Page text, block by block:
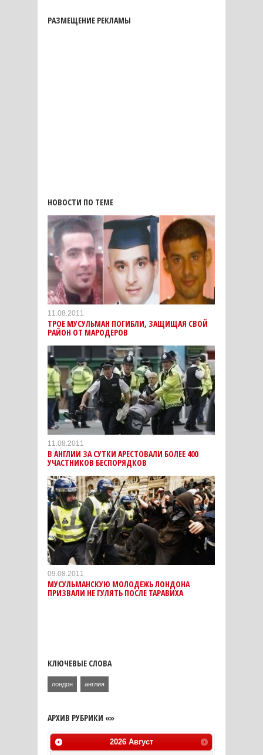
РАЗМЕЩЕНИЕ РЕКЛАМЫ
НОВОСТИ ПО ТЕМЕ
11.08.2011
ТРОЕ МУСУЛЬМАН ПОГИБЛИ, ЗАЩИЩАЯ СВОЙ
РАЙОН ОТ МАРОДЕРОВ
11.08.2011
В АНГЛИИ ЗА СУТКИ АРЕСТОВАЛИ БОЛЕЕ 400
УЧАСТНИКОВ БЕСПОРЯДКОВ
09.08.2011
МУСУЛЬМАНСКУЮ МОЛОДЕЖЬ ЛОНДОНА
ПРИЗВАЛИ НЕ ГУЛЯТЬ ПОСЛЕ ТАРАВИХА
КЛЮЧЕВЫЕ СЛОВА
лондон англия
АРХИВ РУБРИКИ «»
2026 Август